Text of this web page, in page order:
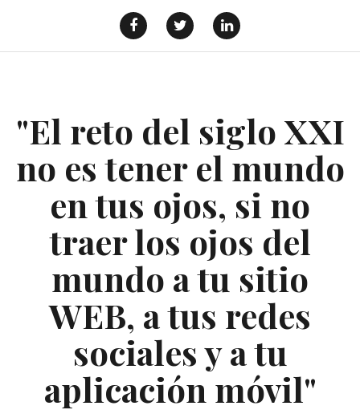
contenido
FacebookTwitter Linkedin
"El reto del siglo XXI
no es tener el mundo
en tus ojos, si no
traer los ojos del
mundo a tu sitio
WEB, a tus redes
sociales y a tu
aplicación móvil"